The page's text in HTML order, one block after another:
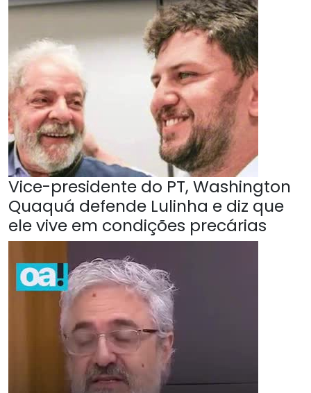
Vice-presidente do PT, Washington
Quaquá defende Lulinha e diz que
ele vive em condições precárias